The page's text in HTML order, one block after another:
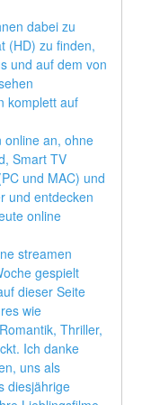
dabei zu
(HD) zu finden,
und auf dem von
komplett auf
online an, ohne
Smart TV
und MAC) und
und entdecken
online
streamen
gespielt
dieser Seite
wie
Thriller,
Ich danke
uns als
diesjährige